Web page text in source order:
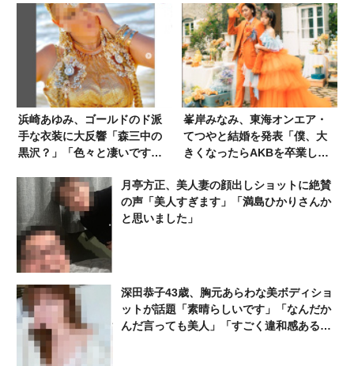
浜崎あゆみ、ゴールドのド派
手な衣装に大反響「森三中の
黒沢？」「色々と凄いです
峯岸みなみ、東海オンエア・
てつやと結婚を発表「僕、大
きくなったらAKBを卒業して
と…」過去ツイートも話題に
月亭方正、美人妻の顔出しショットに絶賛
の声「美人すぎます」「満島ひかりさんか
と思いました」
深田恭子43歳、胸元あらわな美ボディショ
ットが話題「素晴らしいです」「なんだか
んだ言っても美人」「すごく違和感ある」